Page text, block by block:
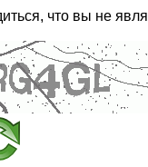
что вы не